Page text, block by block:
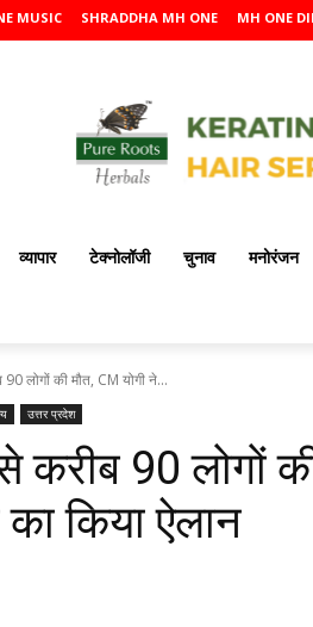
MUSIC SHRADDHA MH ONE MH ONE
व्यापार टेक्नोलॉजी चुनाव मनोरंजन
लोगों की मौत, CM योगी ने...
उत्तर प्रदेश
करीब 90 लोगों
किया ऐलान